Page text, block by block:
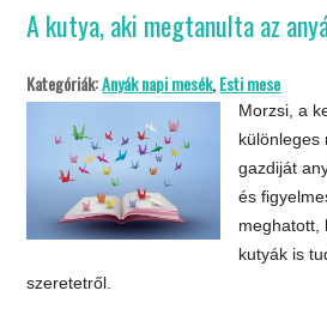
A kutya, aki megtanulta az
Kategóriák:Anyák napi mesék,Esti mese
Morzsi, a
különleges
gazdiját
és
meghatott,
kutyák is
szeretetről.